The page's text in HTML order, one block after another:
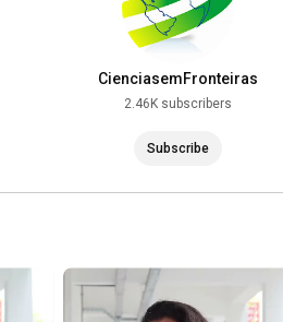
CienciasemFronteiras
2.46K subscribers
Subscribe